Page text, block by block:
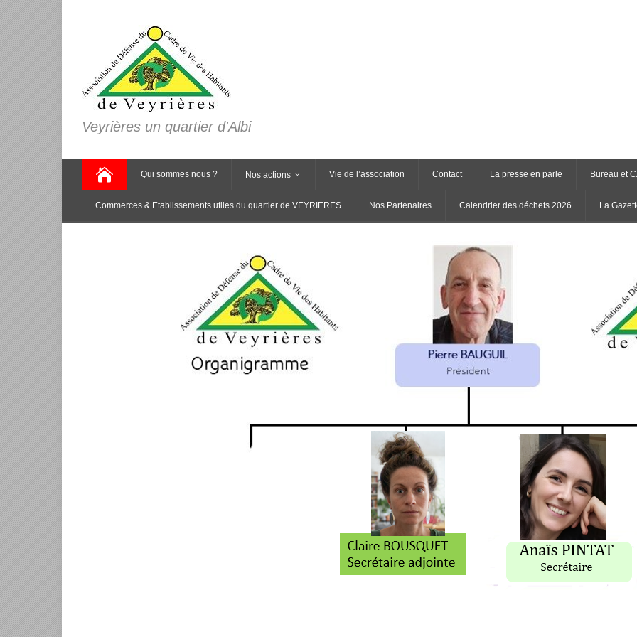
Veyrières un quartier d'Albi
Qui sommes nous ? Nos actions Vie de l’association Contact La presse en parle Bureau et
Commerces & Etablissements utiles du quartier de VEYRIERES Nos Partenaires Calendrier des déchets 2026 La